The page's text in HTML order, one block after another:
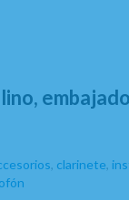
clarinete